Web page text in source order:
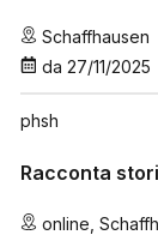
Schaffhausen
da 27/11/2025
phsh
Racconta
online